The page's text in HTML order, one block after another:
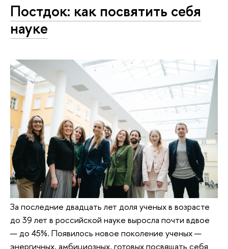
Постдок: как посвятить себя
науке
За последние двадцать лет доля ученых в возрасте
до 39 лет в российской науке выросла почти вдвое
— до 45%. Появилось новое поколение ученых —
энергичных, амбициозных, готовых посвящать себя